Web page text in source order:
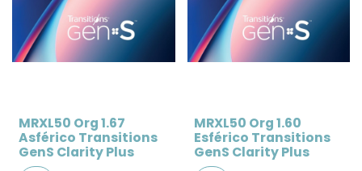
MRXL50 Org 1.67
Asférico Transitions
GenS Clarity Plus
MRXL50 Org 1.60
Esférico Transitions
GenS Clarity Plus